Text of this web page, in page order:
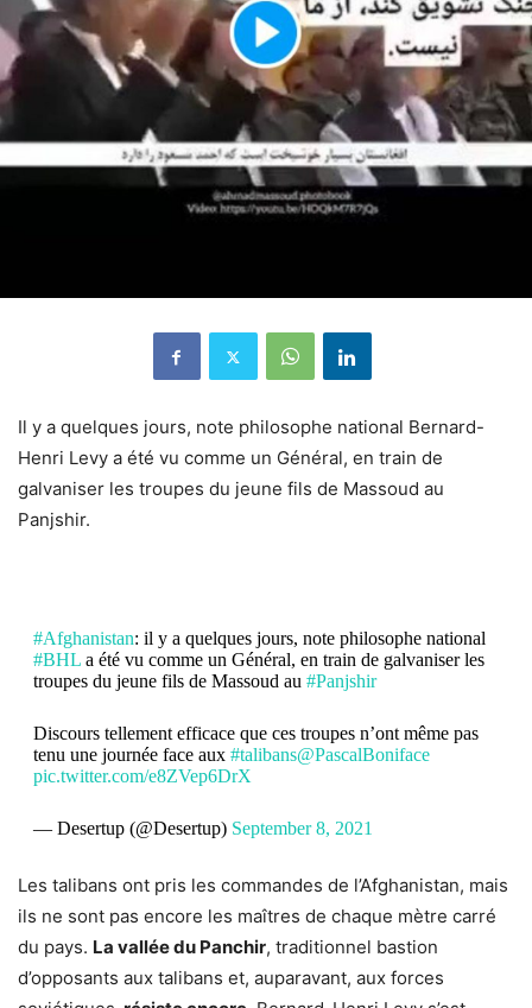
Il y a quelques jours, note philosophe national Bernard-
Henri Levy a été vu comme un Général, en train de
galvaniser les troupes du jeune fils de Massoud au
Panjshir.
#Afghanistan: il y a quelques jours, note philosophe national
#BHLa été vu comme un Général, en train de galvaniser les
troupes du jeune fils de Massoud au #Panjshir
Discours tellement efficace que ces troupes n’ont même pas
tenu une journée face aux #talibans@PascalBoniface
pic.twitter.com/e8ZVep6DrX
— Desertup (@Desertup) September 8, 2021
Les talibans ont pris les commandes de l’Afghanistan, mais
ils ne sont pas encore les maîtres de chaque mètre carré
du pays. La vallée du Panchir, traditionnel bastion
d’opposants aux talibans et, auparavant, aux forces